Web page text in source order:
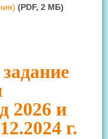
(PDF, 2 MБ)
2026 и
г.